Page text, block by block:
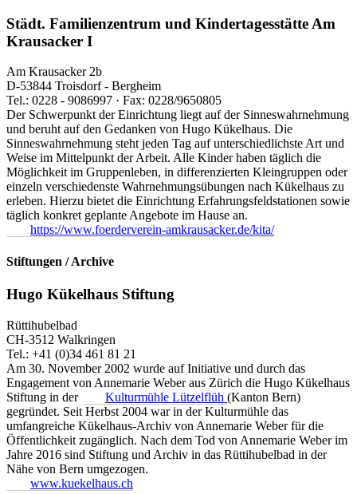
Städt. Familienzentrum und Kindertagesstätte Am
Krausacker I
Am Krausacker 2b
D-53844 Troisdorf - Bergheim
Tel.: 0228 - 9086997 · Fax: 0228/9650805
Der Schwerpunkt der Einrichtung liegt auf der Sinneswahrnehmung
und beruht auf den Gedanken von Hugo Kükelhaus. Die
Sinneswahrnehmung steht jeden Tag auf unterschiedlichste Art und
Weise im Mittelpunkt der Arbeit. Alle Kinder haben täglich die
Möglichkeit im Gruppenleben, in differenzierten Kleingruppen oder
einzeln verschiedenste Wahrnehmungsübungen nach Kükelhaus zu
erleben. Hierzu bietet die Einrichtung Erfahrungsfeldstationen sowie
täglich konkret geplante Angebote im Hause an.
https://www.foerderverein-amkrausacker.de/kita/
Stiftungen / Archive
Hugo Kükelhaus Stiftung
Rüttihubelbad
CH-3512 Walkringen
Tel.: +41 (0)34 461 81 21
Am 30. November 2002 wurde auf Initiative und durch das
Engagement von Annemarie Weber aus Zürich die Hugo Kükelhaus
Stiftung in der
Kulturmühle Lützelflüh (Kanton Bern)
gegründet. Seit Herbst 2004 war in der Kulturmühle das
umfangreiche Kükelhaus-Archiv von Annemarie Weber für die
Öffentlichkeit zugänglich. Nach dem Tod von Annemarie Weber im
Jahre 2016 sind Stiftung und Archiv in das Rüttihubelbad in der
Nähe von Bern umgezogen.
www.kuekelhaus.ch